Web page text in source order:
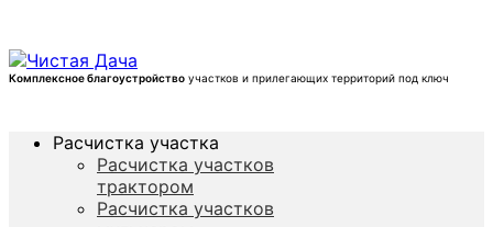
Комплексное благоустройство участков и прилегающих территорий под ключ
Расчистка участка
Расчистка участков
трактором
Расчистка участков